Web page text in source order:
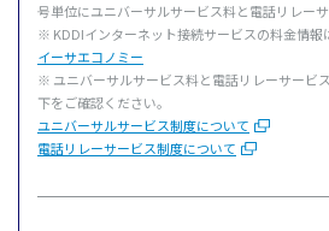
号単位にユニバーサルサービス料と電話リレーサ
※ KDDIインターネット接続サービスの料金情報
イーサエコノミー
※ ユニバーサルサービス料と電話リレーサービ
下をご確認ください。
ユニバーサルサービス制度について
電話リレーサービス制度について